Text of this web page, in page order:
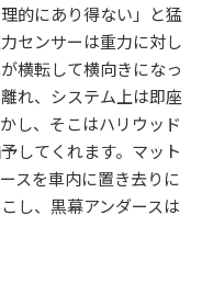
的にあり得ない」と猛
センサーは重力に対し
横転して横向きになっ
れ、システム上は即座
し、そこはハリウッド
してくれます。マット
スを車内に置き去りに
し、黒幕アンダースは